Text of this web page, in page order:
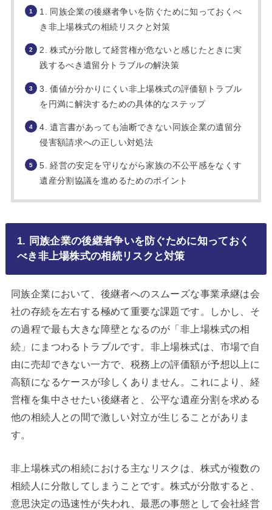
1. 同族企業の後継者争いを防ぐために知っておくべ
き非上場株式の相続リスクと対策
2. 株式が分散して経営権が危ないと感じたときに実
践するべき遺留分トラブルの解決策
3. 価値が分かりにくい非上場株式の評価額トラブル
を円満に解決するための具体的なステップ
4. 遺言書があっても油断できない同族企業の遺留分
侵害額請求への正しい対処法
5. 経営の安定を守りながら家族の不公平感をなくす
遺産分割協議を進めるためのポイント
1. 同族企業の後継者争いを防ぐために知っておく
べき非上場株式の相続リスクと対策
同族企業において、後継者へのスムーズな事業承継は会
社の存続を左右する極めて重要な課題です。しかし、そ
の過程で最も大きな障壁となるのが「非上場株式の相
続」にまつわるトラブルです。非上場株式は、市場で自
由に売却できない一方で、税務上の評価額が予想以上に
高額になるケースが珍しくありません。これにより、経
営権を集中させたい後継者と、公平な遺産分割を求める
他の相続人との間で激しい対立が生じることがありま
す。
非上場株式の相続における主なリスクは、株式が複数の
相続人に分散してしまうことです。株式が分散すると、
意思決定の迅速性が失われ、最悪の事態として会社経営